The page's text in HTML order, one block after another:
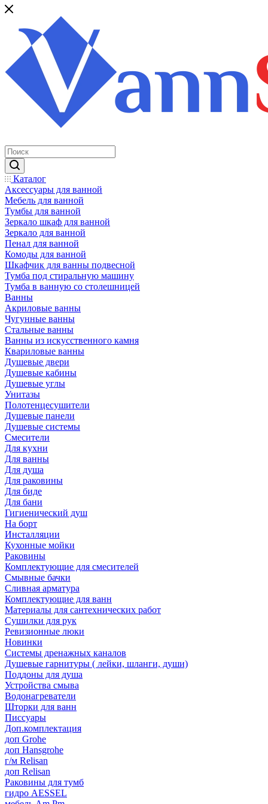
Каталог
Аксессуары для ванной
Мебель для ванной
Тумбы для ванной
Зеркало шкаф для ванной
Зеркало для ванной
Пенал для ванной
Комоды для ванной
Шкафчик для ванны подвесной
Тумба под стиральную машину
Тумба в ванную со столешницей
Ванны
Акриловые ванны
Чугунные ванны
Стальные ванны
Ванны из искусственного камня
Квариловые ванны
Душевые двери
Душевые кабины
Душевые углы
Унитазы
Полотенцесушители
Душевые панели
Душевые системы
Смесители
Для кухни
Для ванны
Для душа
Для раковины
Для биде
Для бани
Гигиенический душ
На борт
Инсталляции
Кухонные мойки
Раковины
Комплектующие для смесителей
Смывные бачки
Сливная арматура
Комплектующие для ванн
Материалы для сантехнических работ
Сушилки для рук
Ревизионные люки
Новинки
Системы дренажных каналов
Душевые гарнитуры ( лейки, шланги, души)
Поддоны для душа
Устройства смыва
Водонагреватели
Шторки для ванн
Писсуары
Доп.комплектация
доп Grohe
доп Hansgrohe
г/м Relisan
доп Relisan
Раковины для тумб
гидро AESSEL